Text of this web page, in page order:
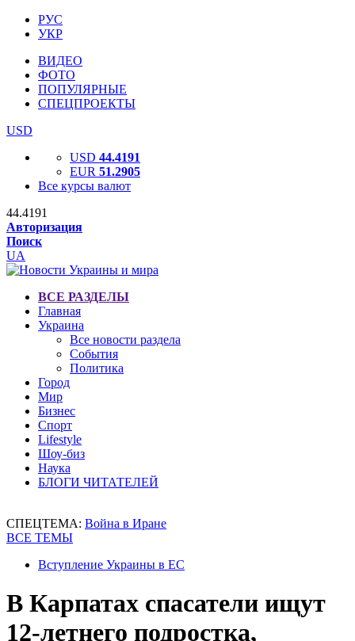
РУС
УКР
ВИДЕО
ФОТО
ПОПУЛЯРНЫЕ
СПЕЦПРОЕКТЫ
USD
USD 44.4191
EUR 51.2905
Все курсы валют
44.4191
Авторизация
Поиск
UA
ВСЕ РАЗДЕЛЫ
Главная
Украина
Все новости раздела
События
Политика
Город
Мир
Бизнес
Спорт
Lifestyle
Шоу-биз
Наука
БЛОГИ ЧИТАТЕЛЕЙ
СПЕЦТЕМА: Война в Иране
ВСЕ ТЕМЫ
Вступление Украины в ЕС
В Карпатах спасатели ищут
12-летнего подростка,